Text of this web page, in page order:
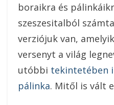
boraikra és
szeszesitalból
verziójuk van,
versenyt a világ
utóbbi tekintetében
pálinka. Mitől is vált